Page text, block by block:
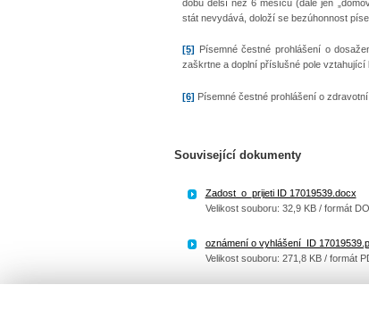
dobu delší než 6 měsíců (dále jen
stát nevydává, doloží se bezúhonnost
[5]
Písemné čestné prohlášení o
zaškrtne a doplní příslušné pole vztahující
[6] Písemné čestné prohlášení o
Související dokumenty
Zadost_o_prijeti ID 17019539.docx
Velikost souboru: 32,9 KB / formát
oznámení o vyhlášení_ID
Velikost souboru: 271,8 KB / formát